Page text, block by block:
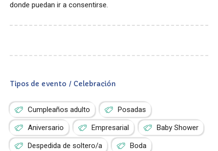
donde puedan ir a consentirse.
Tipos de evento / Celebración
Cumpleaños adulto Posadas
Aniversario Empresarial Baby Shower
Despedida de soltero/a Boda